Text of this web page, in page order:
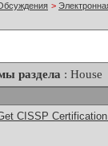
>
раздела : House
CISSP